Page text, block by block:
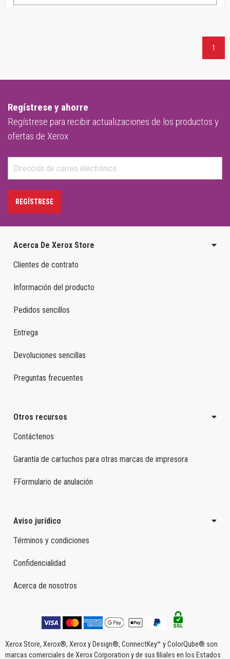
1
Regístrese y ahorre
Regístrese para recibir actualizaciones de los productos y
ofertas de Xerox
REGÍSTRESE
Acerca De Xerox Store
Clientes de contrato
Información del producto
Pedidos sencillos
Entrega
Devoluciones sencillas
Preguntas frecuentes
Otros recursos
Contáctenos
Garantía de cartuchos para otras marcas de impresora
FFormulario de anulación
Aviso jurídico
Términos y condiciones
Confidencialidad
Acerca de nosotros
Xerox Store, Xerox®, Xerox y Design®, ConnectKey™ y ColorQube® son
marcas comerciales de Xerox Corporation y de sus filiales en los Estados